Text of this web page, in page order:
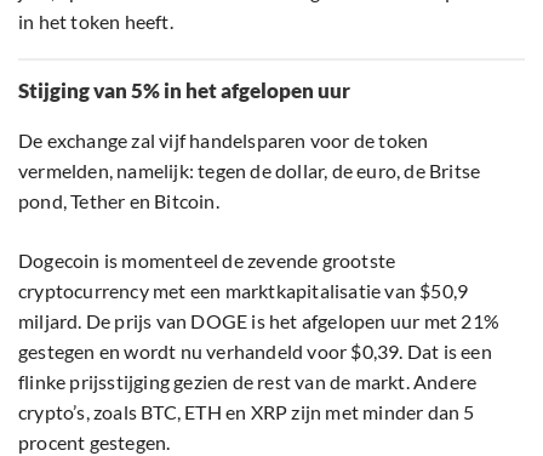
in het token heeft.
Stijging van 5% in het afgelopen uur
De exchange zal vijf handelsparen voor de token
vermelden, namelijk: tegen de dollar, de euro, de Britse
pond, Tether en Bitcoin.
Dogecoin is momenteel de zevende grootste
cryptocurrency met een marktkapitalisatie van $50,9
miljard. De prijs van DOGE is het afgelopen uur met 21%
gestegen en wordt nu verhandeld voor $0,39. Dat is een
flinke prijsstijging gezien de rest van de markt. Andere
crypto’s, zoals BTC, ETH en XRP zijn met minder dan 5
procent gestegen.